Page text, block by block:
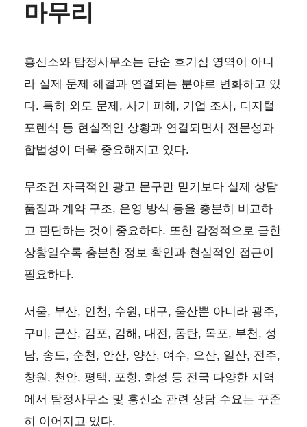
마무리
흥신소와 탐정사무소는 단순 호기심 영역이 아니
라 실제 문제 해결과 연결되는 분야로 변화하고 있
다. 특히 외도 문제, 사기 피해, 기업 조사, 디지털
포렌식 등 현실적인 상황과 연결되면서 전문성과
합법성이 더욱 중요해지고 있다.
무조건 자극적인 광고 문구만 믿기보다 실제 상담
품질과 계약 구조, 운영 방식 등을 충분히 비교하
고 판단하는 것이 중요하다. 또한 감정적으로 급한
상황일수록 충분한 정보 확인과 현실적인 접근이
필요하다.
서울, 부산, 인천, 수원, 대구, 울산뿐 아니라 광주,
구미, 군산, 김포, 김해, 대전, 동탄, 목포, 부천, 성
남, 송도, 순천, 안산, 양산, 여수, 오산, 일산, 전주,
창원, 천안, 평택, 포항, 화성 등 전국 다양한 지역
에서 탐정사무소 및 흥신소 관련 상담 수요는 꾸준
히 이어지고 있다.